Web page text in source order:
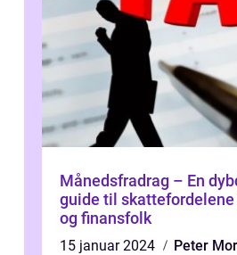
Månedsfradrag – En
guide til
og finansfolk
15 januar 2024
Peter